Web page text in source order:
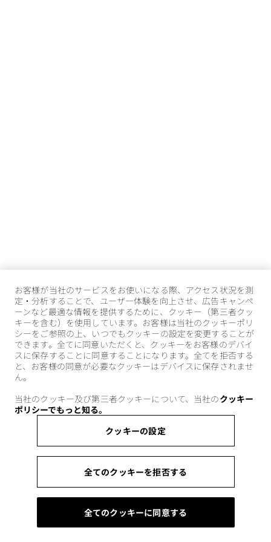
お客様が当社のサービスをお使いになる際、アクセス状況を測
定・分析することで、ユーザー体験を向上させ、広告キャンペ
ーンなど最適な情報を提供するために、クッキー（第三者クッ
キーを含む）を使用しています。お客様は当社のクッキーポリ
シーをご参照の上、いつでもクッキーの設定を変更することが
できます。全てに同意いただくと、クッキーをお客様のデバイ
スに保存することに同意することになります。全てを拒否する
と、お客様の同意が必要なクッキーはデバイスに保存されませ
ん。
当社のクッキー及び第三者クッキーについて、当社のクッキー
ポリシーでもっと知る。
クッキーの設定
全てのクッキーを拒否する
全てのクッキーに同意する